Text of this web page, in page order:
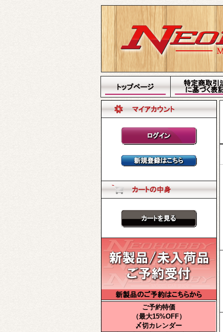
ご予約特価
（最大15%OFF）
〆切カレンダー